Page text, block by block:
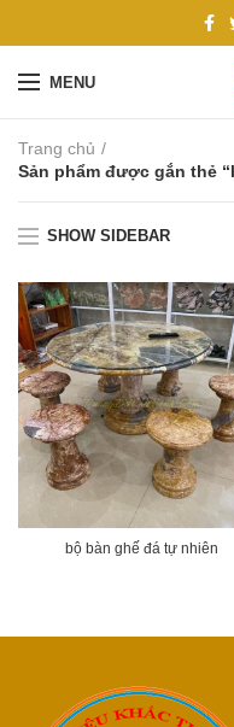
MENU
Trang chủ
Sản phẩm được gắn thẻ
SHOW SIDEBAR
bộ bàn ghế đá tự nhiên